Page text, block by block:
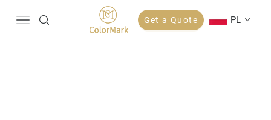
Get a Quote PL